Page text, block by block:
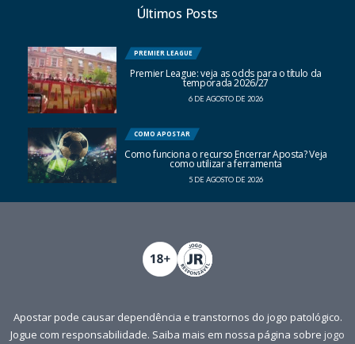
Últimos Posts
PREMIER LEAGUE
Premier League: veja as odds para o título da
temporada 2026/27
6 DE AGOSTO DE 2026
COMO APOSTAR
Como funciona o recurso Encerrar Aposta? Veja
como utilizar a ferramenta
5 DE AGOSTO DE 2026
Apostar pode causar dependência e transtornos do jogo patológico.
Jogue com responsabilidade. Saiba mais em nossa página sobre jogo